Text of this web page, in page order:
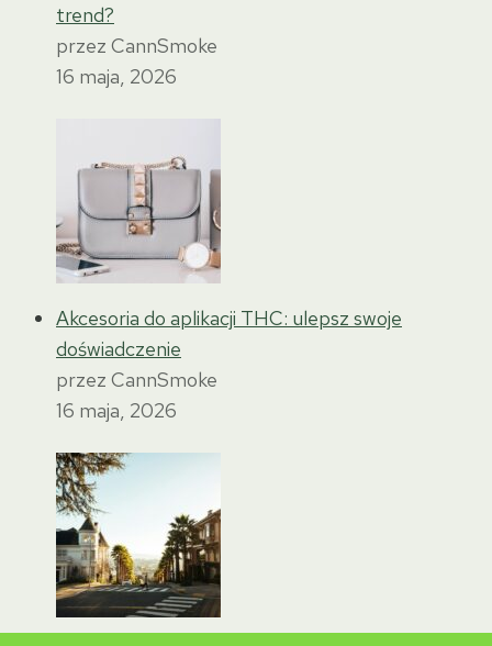
trend?
przez CannSmoke
16 maja, 2026
Akcesoria do aplikacji THC: ulepsz swoje
doświadczenie
przez CannSmoke
16 maja, 2026